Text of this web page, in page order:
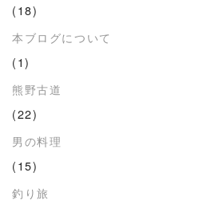
(18)
本ブログについて
(1)
熊野古道
(22)
男の料理
(15)
釣り旅